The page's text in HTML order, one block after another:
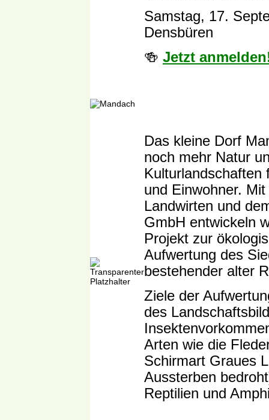
Samstag, 17.
Densbüren
🍻 Jetzt
Das kleine Dorf
noch mehr Natur
Kulturlandschaften
und Einwohner.
Landwirten und
GmbH entwickeln
Projekt zur
Aufwertung des
bestehender alter
Ziele der
des
Arten wie die
Schirmart Graues
Aussterben
Reptilien und